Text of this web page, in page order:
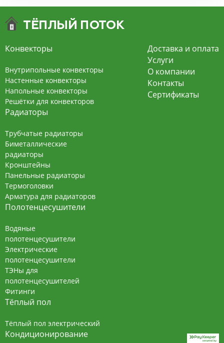
Конвекторы
Внутрипольные конвекторы
Настенные конвекторы
Напольные конвекторы
Решётки для конвекторов
Радиаторы
Трубчатые радиаторы
Биметаллические
радиаторы
Кронштейны
Панельные радиаторы
Термоголовки
Арматура для радиаторов
Полотенцесушители
Водяные
полотенцесушители
Электрические
полотенцесушители
ТЭНы для
полотенцесушителей
Фитинги
Тёплый пол
Тёплый пол электрический
Кондиционирование
Доставка и оплата
Услуги
О компании
Контакты
Сертификаты